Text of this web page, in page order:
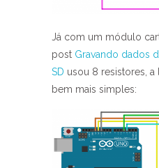
Já com um módulo
post Gravando dados
SD usou 8 resistores, a
bem mais simples: